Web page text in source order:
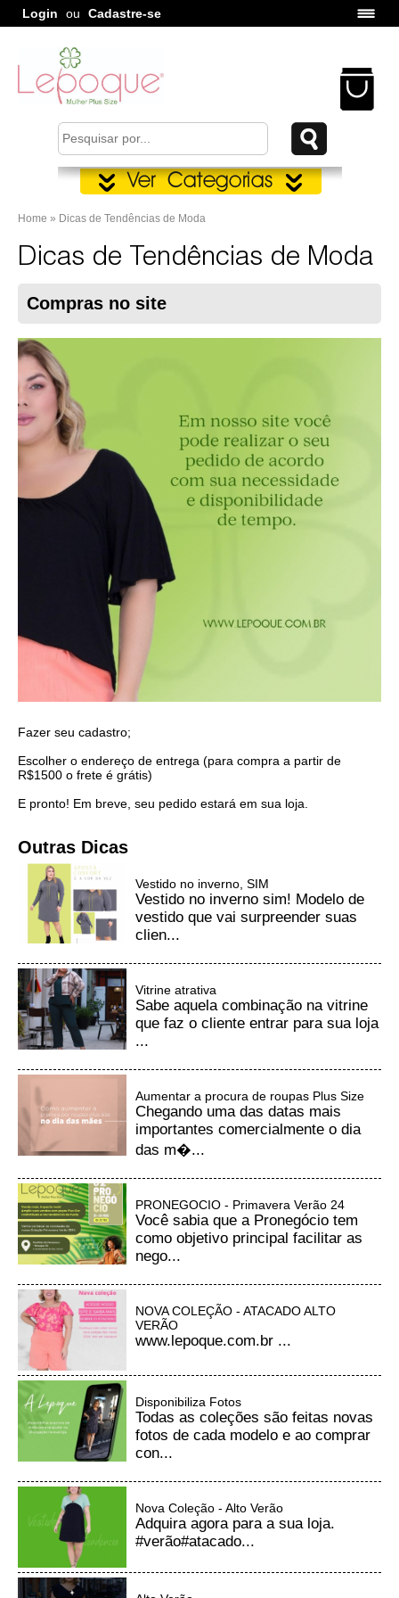
Login ou Cadastre-se
Home » Dicas de Tendências de Moda
Dicas de Tendências de Moda
Compras no site
Fazer seu cadastro;
Escolher o endereço de entrega (para compra a partir de
R$1500 o frete é grátis)
E pronto! Em breve, seu pedido estará em sua loja.
Outras Dicas
Vestido no inverno, SIM
Vestido no inverno sim! Modelo de
vestido que vai surpreender suas
clien...
Vitrine atrativa
Sabe aquela combinação na vitrine
que faz o cliente entrar para sua loja
...
Aumentar a procura de roupas Plus Size
Chegando uma das datas mais
importantes comercialmente o dia
das m�...
PRONEGOCIO - Primavera Verão 24
Você sabia que a Pronegócio tem
como objetivo principal facilitar as
nego...
NOVA COLEÇÃO - ATACADO ALTO
VERÃO
www.lepoque.com.br ...
Disponibiliza Fotos
Todas as coleções são feitas novas
fotos de cada modelo e ao comprar
con...
Nova Coleção - Alto Verão
Adquira agora para a sua loja.
#verão#atacado...